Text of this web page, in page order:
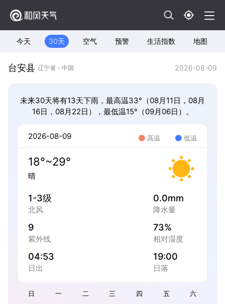
今天 30天 空气 预警 生活指数 地图
台安县 辽宁省 - 中国 2026-08-09
未来30天将有13天下雨，最高温33°（08月11日，08月
16日，08月22日），最低温15°（09月06日）。
日 一 二 三 四 五 六
2026-08-09 高温 低温
18°~29°
晴
1-3级
北风
0.0mm
降水量
9
紫外线
73%
相对湿度
04:53
日出
19:00
日落